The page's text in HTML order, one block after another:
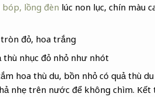
lồng đèn lúc non lục, chín màu
tròn đỏ, hoa trắng
thù nhục đỏ nhỏ như nhót
hoa thù du, bồn nhỏ có quả thù
nhẹ trên nước để không chìm.